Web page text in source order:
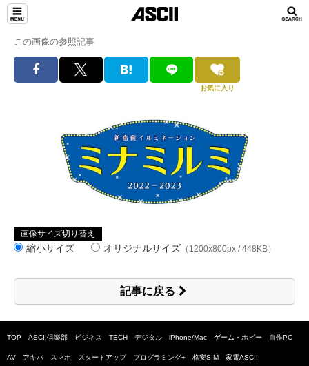
この画像の参照記事
お気に入り
画像サイズ切り替え
縮小サイズ オリジナルサイズ （1200x800px / 448KB）
記事に戻る
TOP ASCII倶楽部 ビジネス TECH デジタル iPhone/Mac ゲーム・ホビー 自作PC
AV アキバ スマホ スタートアップ プログラミング+ 格安SIM 家電ASCII